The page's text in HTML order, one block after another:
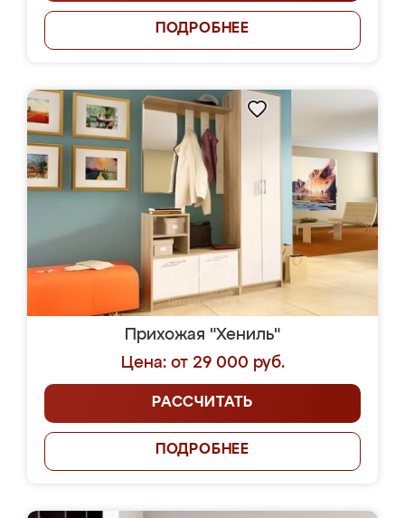
ПОДРОБНЕЕ
Прихожая "Хениль"
Цена: от 29 000 руб.
РАССЧИТАТЬ
ПОДРОБНЕЕ